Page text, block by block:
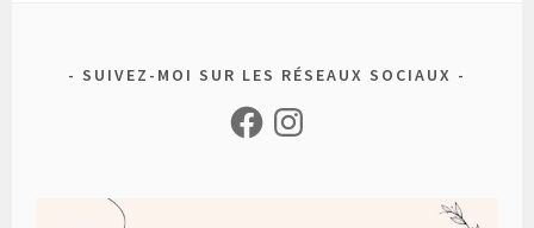
SUIVEZ-MOI SUR LES RÉSEAUX SOCIAUX
FacebookInstagram